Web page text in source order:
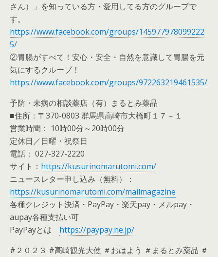
さん）」を知っている方・愛用してる方のグループで
す。
https://www.facebook.com/groups/145977978099222
5/
②胃腸がすべて！安心・安全・自然を意識して胃腸を元
気にするクループ！
https://www.facebook.com/groups/972263219461535/
予防・未病の相談薬店（有）まるとみ薬品
■住所：〒370-0803 群馬県高崎市大橋町１７－１
営業時間： 10時00分～20時00分
定休日／日曜・祝祭日
電話： 027-327-2220
サイト： https://kusurinomarutomi.com/
ニュースレター申し込み（無料）：
https://kusurinomarutomi.com/mailmagazine
各種クレジット決済・PayPay・楽天pay・メルpay・
aupay各種支払い可
PayPayとは https://paypay.ne.jp/
#２０２３ #高崎観光大使 ＃おはよう ＃まるとみ薬品 ＃